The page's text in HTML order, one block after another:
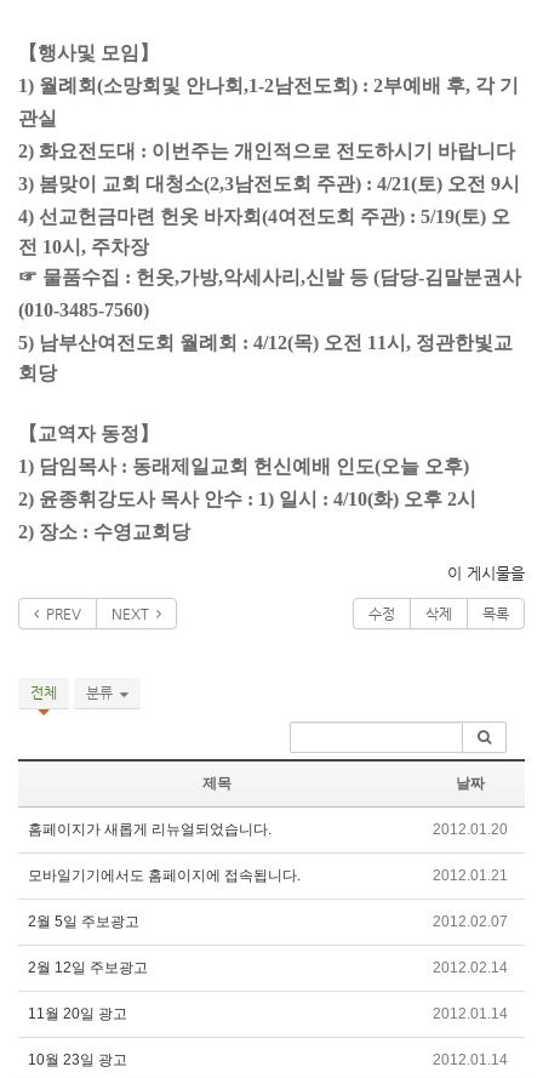
【행사및 모임】
1) 월례회(소망회및 안나회,1-2남전도회) : 2부예배 후, 각 기
관실
2) 화요전도대 : 이번주는 개인적으로 전도하시기 바랍니다
3) 봄맞이 교회 대청소(2,3남전도회 주관) : 4/21(토) 오전 9시
4) 선교헌금마련 헌옷 바자회(4여전도회 주관) : 5/19(토) 오
전 10시, 주차장
☞ 물품수집 : 헌옷,가방,악세사리,신발 등 (담당-김말분권사
(010-3485-7560)
5) 남부산여전도회 월례회 : 4/12(목) 오전 11시, 정관한빛교
회당
【교역자 동정】
1) 담임목사 : 동래제일교회 헌신예배 인도(오늘 오후)
2) 윤종휘강도사 목사 안수 : 1) 일시 : 4/10(화) 오후 2시
2) 장소 : 수영교회당
이 게시물을
PREV NEXT 수정 삭제 목록
전체 분류
제목 날짜
홈페이지가 새롭게 리뉴얼되었습니다. 2012.01.20
모바일기기에서도 홈페이지에 접속됩니다. 2012.01.21
2월 5일 주보광고 2012.02.07
2월 12일 주보광고 2012.02.14
11월 20일 광고 2012.01.14
10월 23일 광고 2012.01.14